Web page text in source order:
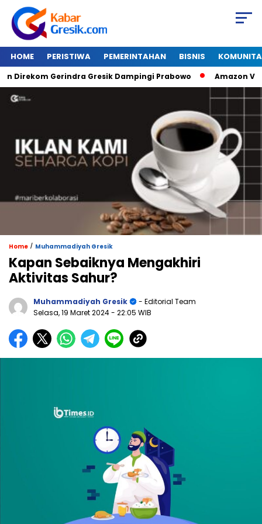
HOME PERISTIWA PEMERINTAHAN BISNIS
Gerindra Gresik Dampingi Prabowo Amazon Van
Home / Muhammadiyah Gresik
Kapan Sebaiknya Mengakhiri
Aktivitas Sahur?
Muhammadiyah Gresik
- Editorial Team
Selasa, 19 Maret 2024- 22:05 WIB